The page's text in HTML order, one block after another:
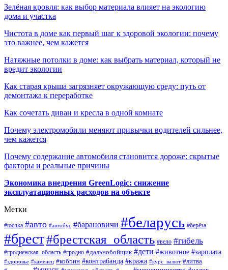
Зелёная кровля: как выбор материала влияет на экологию
дома и участка
Чистота в доме как первый шаг к здоровой экологии: почему
это важнее, чем кажется
Натяжные потолки в доме: как выбрать материал, который не
вредит экологии
Как старая крыша загрязняет окружающую среду: путь от
демонтажа к переработке
Как сочетать диван и кресла в одной комнате
Почему электромобили меняют привычки водителей сильнее,
чем кажется
Почему содержание автомобиля становится дороже: скрытые
факторы и реальные причины
Экономика внедрения GreenLogic: снижение
эксплуатационных расходов на объекте
Метки
#tochka #авто #автобус #барановичи #беларусь #берёза
#брест#брестская_область #вело #гибель
#гродненская_область #гродно #дальнобойщик #дети #животное #зарплата
#здоровье #каменец #кобрин #контрабанда #кража #курс_валют #литва